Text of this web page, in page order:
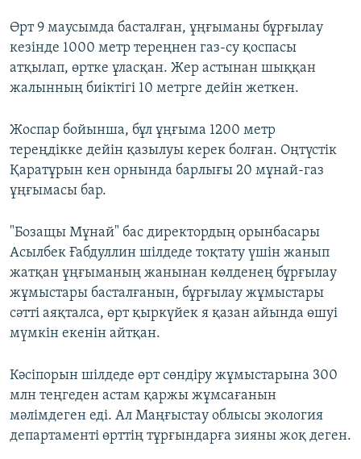
Өрт 9 маусымда басталған, ұңғыманы бұрғылау
кезінде 1000 метр тереңнен газ-су қоспасы
атқылап, өртке ұласқан. Жер астынан шыққан
жалынның биіктігі 10 метрге дейін жеткен.
Жоспар бойынша, бұл ұңғыма 1200 метр
тереңдікке дейін қазылуы керек болған. Оңтүстік
Қаратұрын кен орнында барлығы 20 мұнай-газ
ұңғымасы бар.
"Бозащы Мұнай" бас директордың орынбасары
Асылбек Ғабдуллин шілдеде тоқтату үшін жанып
жатқан ұңғыманың жанынан көлденең бұрғылау
жұмыстары басталғанын, бұрғылау жұмыстары
сәтті аяқталса, өрт қыркүйек я қазан айында өшуі
мүмкін екенін айтқан.
Кәсіпорын шілдеде өрт сөндіру жұмыстарына 300
млн теңгеден астам қаржы жұмсағанын
мәлімдеген еді. Ал Маңғыстау облысы экология
департаменті өрттің тұрғындарға зияны жоқ деген.